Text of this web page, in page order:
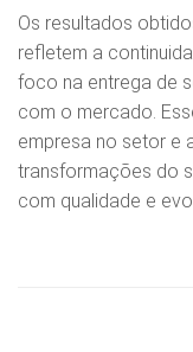
Os resultados
refletem a
foco na entrega de
com o mercado.
empresa no setor e
transformações do
com qualidade e